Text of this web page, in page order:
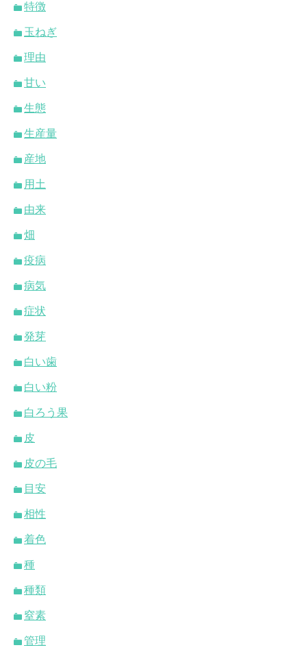
特徴
玉ねぎ
理由
甘い
生態
生産量
産地
用土
由来
畑
疫病
病気
症状
発芽
白い歯
白い粉
白ろう果
皮
皮の毛
目安
相性
着色
種
種類
窒素
管理